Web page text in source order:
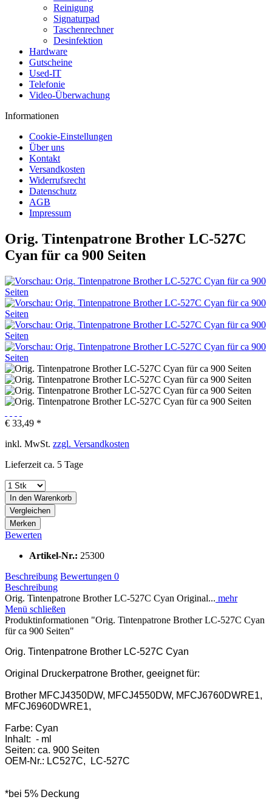
Reinigung
Signaturpad
Taschenrechner
Desinfektion
Hardware
Gutscheine
Used-IT
Telefonie
Video-Überwachung
Informationen
Cookie-Einstellungen
Über uns
Kontakt
Versandkosten
Widerrufsrecht
Datenschutz
AGB
Impressum
Orig. Tintenpatrone Brother LC-527C
Cyan für ca 900 Seiten
€ 33,49 *
inkl. MwSt. zzgl. Versandkosten
Lieferzeit ca. 5 Tage
In den Warenkorb
Vergleichen
Merken
Bewerten
Artikel-Nr.: 25300
Beschreibung Bewertungen 0
Beschreibung
Orig. Tintenpatrone Brother LC-527C Cyan Original... mehr
Menü schließen
Produktinformationen "Orig. Tintenpatrone Brother LC-527C Cyan
für ca 900 Seiten"
Orig. Tintenpatrone Brother LC-527C Cyan
Original Druckerpatrone Brother, geeignet für:
Brother MFCJ4350DW, MFCJ4550DW, MFCJ6760DWRE1,
MFCJ6960DWRE1,
Farbe: Cyan
Inhalt: - ml
Seiten: ca. 900 Seiten
OEM-Nr.: LC527C, LC-527C
*bei 5% Deckung